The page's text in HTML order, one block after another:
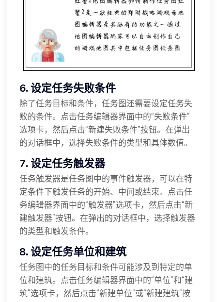
6. 设定任务失败条件
除了任务目标和条件，任务图还需要设定任务失
败的条件。点击任务编辑器界面中的“失败条件”
选项卡，然后点击“新建失败条件”按钮。在弹出
的对话框中，选择失败条件的类型和具体数值。
7. 设定任务触发器
任务触发器是任务图中的事件触发器，可以在特
定条件下触发任务的开始、中间或结束。点击任
务编辑器界面中的“触发器”选项卡，然后点击“新
建触发器”按钮。在弹出的对话框中，选择触发器
的类型和触发条件。
8. 设定任务单位和建筑
任务图中的任务目标和条件可能涉及到特定的单
位和建筑。点击任务编辑器界面中的“单位”和“建
筑”选项卡，然后点击“新建单位”或“新建建筑”按